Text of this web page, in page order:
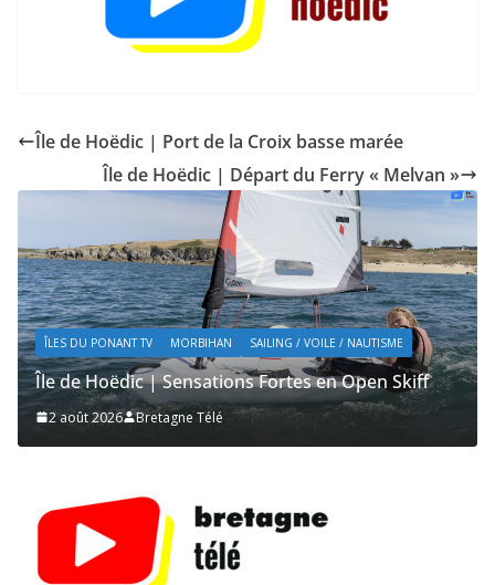
Île de Hoëdic | Port de la Croix basse marée
Île de Hoëdic | Départ du Ferry « Melvan »
ÎLES DU PONANT TV MORBIHAN TOURISME
Île de Hoëdic | Dimanche le Jour du Zodiac
2 août 2026 Bretagne Télé